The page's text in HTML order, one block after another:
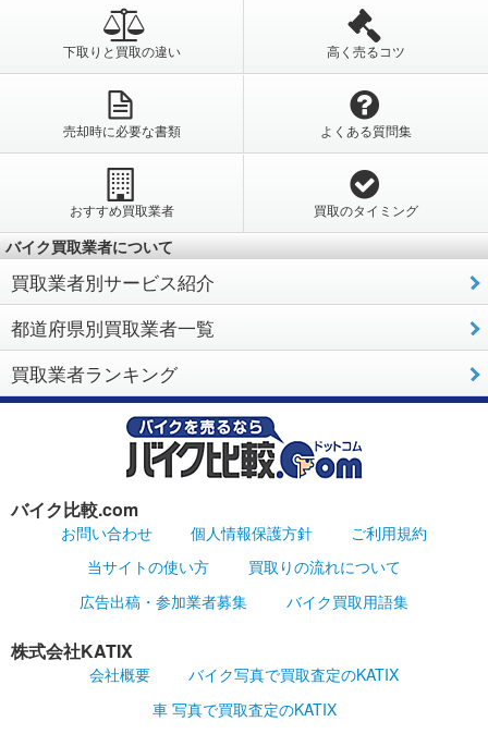
下取りと買取の違い 高く売るコツ
売却時に必要な書類 よくある質問集
おすすめ買取業者 買取のタイミング
バイク買取業者について
買取業者別サービス紹介
都道府県別買取業者一覧
買取業者ランキング
バイク比較.com
お問い合わせ 個人情報保護方針
ご利用規約
当サイトの使い方
買取りの流れについて
広告出稿・参加業者募集
バイク買取用語集
株式会社KATIX
会社概要
バイク写真で買取査定のKATIX
車 写真で買取査定のKATIX